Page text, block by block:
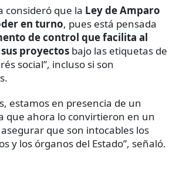
consideró que la Ley de Amparo
en turno, pues está pensada
de control que facilita al
proyectos bajo las etiquetas de
social”, incluso si son
estamos en presencia de un
que ahora lo convirtieron en un
que son intocables los
y los órganos del Estado”, señaló.